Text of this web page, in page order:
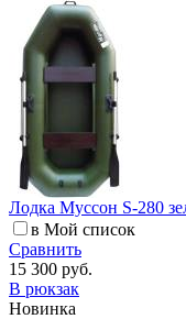
Лодка Муссон S-280
в Мой список
Сравнить
15 300 руб.
В рюкзак
Новинка